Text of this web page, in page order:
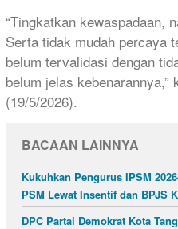
“Tingkatkan kewaspadaan,
Serta tidak mudah percaya
belum tervalidasi dengan
belum jelas
(19/5/2026).
BACAAN LAINNYA
Kukuhkan Pengurus IPSM
PSM Lewat Insentif dan BPJS
DPC Partai Demokrat Kota